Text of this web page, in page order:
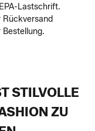
Lastschrift.
Rückversand
Bestellung.
STILVOLLE
ZU